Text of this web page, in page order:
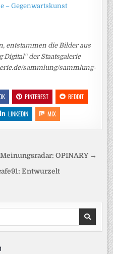
– Gegenwartskunst
entstammen die Bilder aus
Digital“ der Staatsgalerie
sammlung/sammlung-
PINTEREST
REDDIT
LINKEDIN MIX
OPINARY →
Entwurzelt